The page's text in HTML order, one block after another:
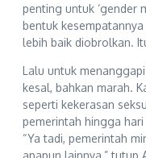
penting untuk ‘gender
bentuk
lebih baik diobrolkan.
Lalu untuk
kesal, bahkan marah.
seperti kekerasan
pemerintah hingga
“Ya tadi, pemerintah